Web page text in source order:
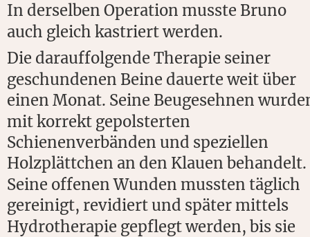
In derselben Operation musste Bruno
auch gleich kastriert werden.
Die darauffolgende Therapie seiner
geschundenen Beine dauerte weit über
einen Monat. Seine Beugesehnen
mit korrekt gepolsterten
Schienenverbänden und speziellen
Holzplättchen an den Klauen behandelt.
Seine offenen Wunden mussten täglich
gereinigt, revidiert und später mittels
Hydrotherapie gepflegt werden, bis sie